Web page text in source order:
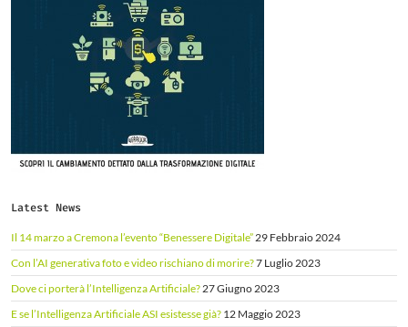
Latest News
Il 14 marzo a Cremona l’evento “Benessere Digitale”29 Febbraio 2024
Con l’AI generativa foto e video rischiano di morire?7 Luglio 2023
Dove ci porterà l’Intelligenza Artificiale?27 Giugno 2023
E se l’Intelligenza Artificiale ASI esistesse già? 12 Maggio 2023